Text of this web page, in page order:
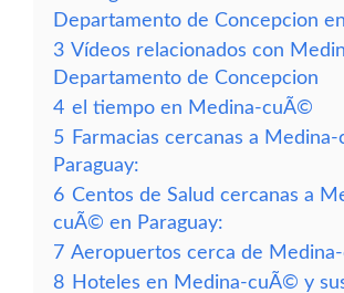
Departamento de Concepcion
3 Vídeos relacionados con
Departamento de Concepcion
4 el tiempo en Medina-cuÃ©
5 Farmacias cercanas a
Paraguay:
6 Centos de Salud cercanas a
cuÃ© en Paraguay:
7 Aeropuertos cerca de
8 Hoteles en Medina-cuÃ© y